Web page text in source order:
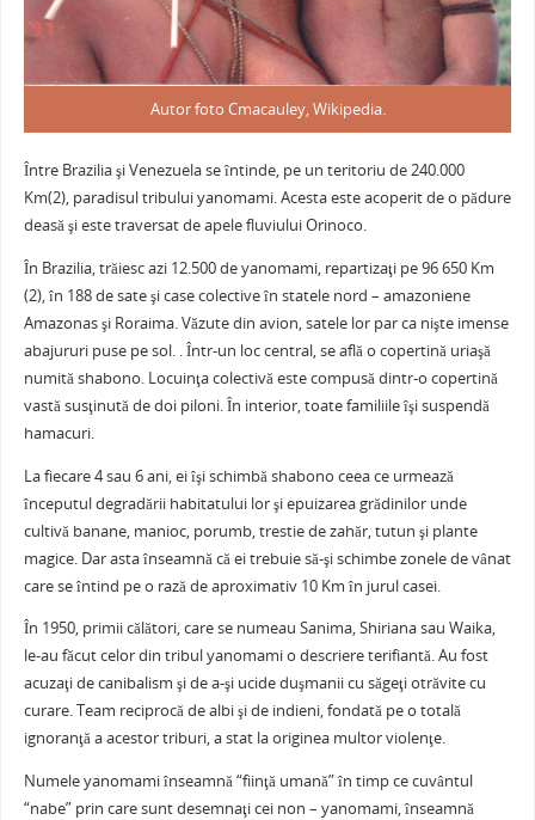
Autor foto Cmacauley, Wikipedia.
Între Brazilia şi Venezuela se întinde, pe un teritoriu de 240.000
Km(2), paradisul tribului yanomami. Acesta este acoperit de o pădure
deasă şi este traversat de apele fluviului Orinoco.
În Brazilia, trăiesc azi 12.500 de yanomami, repartizaţi pe 96 650 Km
(2), în 188 de sate şi case colective în statele nord – amazoniene
Amazonas şi Roraima. Văzute din avion, satele lor par ca nişte imense
abajururi puse pe sol. . Într-un loc central, se află o copertină uriaşă
numită shabono. Locuinţa colectivă este compusă dintr-o copertină
vastă susţinută de doi piloni. În interior, toate familiile îşi suspendă
hamacuri.
La fiecare 4 sau 6 ani, ei îşi schimbă shabono ceea ce urmează
începutul degradării habitatului lor şi epuizarea grădinilor unde
cultivă banane, manioc, porumb, trestie de zahăr, tutun şi plante
magice. Dar asta înseamnă că ei trebuie să-şi schimbe zonele de vânat
care se întind pe o rază de aproximativ 10 Km în jurul casei.
În 1950, primii călători, care se numeau Sanima, Shiriana sau Waika,
le-au făcut celor din tribul yanomami o descriere terifiantă. Au fost
acuzaţi de canibalism şi de a-şi ucide duşmanii cu săgeţi otrăvite cu
curare. Team reciprocă de albi şi de indieni, fondată pe o totală
ignoranţă a acestor triburi, a stat la originea multor violenţe.
Numele yanomami înseamnă “fiinţă umană” în timp ce cuvântul
“nabe” prin care sunt desemnaţi cei non – yanomami, înseamnă